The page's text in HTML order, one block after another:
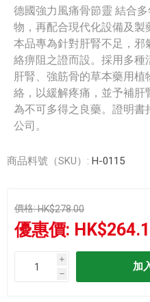
德國強力風痛骨節靈 結合
物，再配合現代化設備及製
本品專為針對肝腎不足，
絡痹阻之證而設。採用多
肝腎、強筋骨的草本藥用
絡，以緩解疼痛，並予補
為不可多得之良藥。證明書
公司。
商品料號（SKU）: H-0115
價格:HK$278.00
優惠價:
i
h